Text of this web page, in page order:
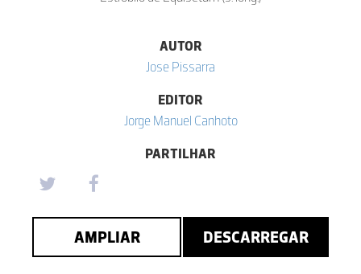
AUTOR
Jose Pissarra
EDITOR
Jorge Manuel Canhoto
PARTILHAR
AMPLIAR DESCARREGAR